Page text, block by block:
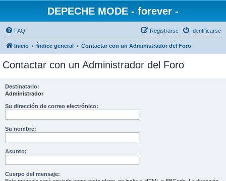
DEPECHE MODE - forever -
FAQ Identificarse
Registrarse
Inicio Índice general Contactar con un Administrador del Foro
Contactar con un Administrador del Foro
Destinatario:
Administrador
Su dirección de correo electrónico:
Su nombre:
Asunto:
Cuerpo del mensaje: